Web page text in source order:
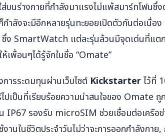
นร่างกายที่กำลังมาแรงไม่แพ้สมาร์ทโฟนซึ่
กำลังจะมีอีกหลายรุ่นทะยอยเปิดตัวกันต่อเนื่อ
ง SmartWatch แต่ละรุ่นล้วนมีจุดเด่นที่แต
เพื่อนๆได้รู้จักในชื่อ “Omate”
ารระดมทุนผ่านเว็บไซต์ Kickstarterไว้ที่
เป็นที่เรียบร้อยความน่าสนใจของ Omate
IP67 รองรับ microSIM ช่วยเชื่อมต่อเครือ
นในชีวิตประจำวันไม่ว่าจะการออกกำลังกาย,